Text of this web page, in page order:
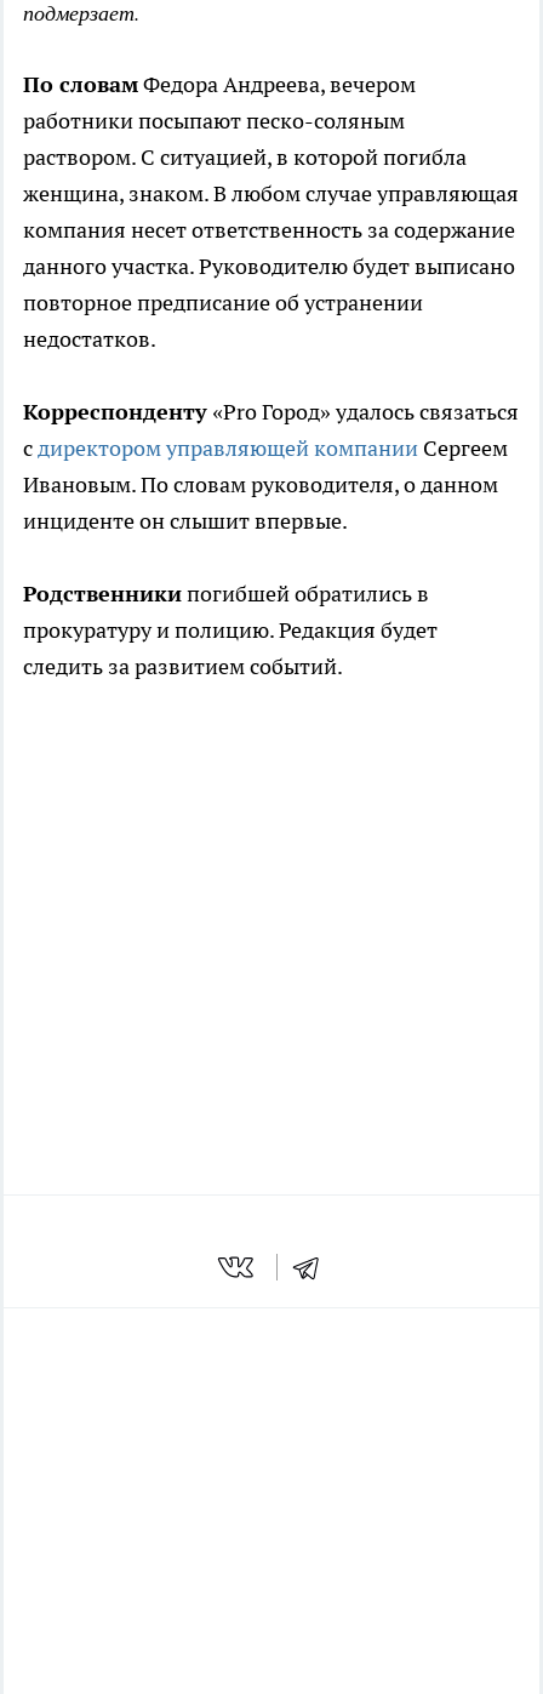
подмерзает.
По словамФедора Андреева, вечером
работники посыпают песко-соляным
раствором. С ситуацией, в которой погибла
женщина, знаком. В любом случае управляющая
компания несет ответственность за содержание
данного участка. Руководителю будет выписано
повторное предписание об устранении
недостатков.
Корреспонденту «Pro Город» удалось связаться
сдиректором управляющей компании Сергеем
Ивановым. По словам руководителя, о данном
инциденте он слышит впервые.
Родственникипогибшей обратились в
прокуратуру и полицию. Редакция будет
следить за развитием событий.